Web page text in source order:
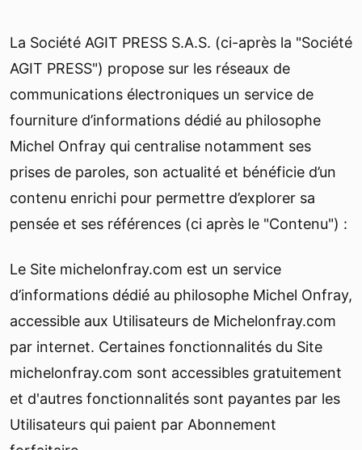
La Société AGIT PRESS S.A.S. (ci-après la "Société
AGIT PRESS") propose sur les réseaux de
communications électroniques un service de
fourniture d’informations dédié au philosophe
Michel Onfray qui centralise notamment ses
prises de paroles, son actualité et bénéficie d’un
contenu enrichi pour permettre d’explorer sa
pensée et ses références (ci après le "Contenu") :
Le Site michelonfray.com est un service
d’informations dédié au philosophe Michel Onfray,
accessible aux Utilisateurs de Michelonfray.com
par internet. Certaines fonctionnalités du Site
michelonfray.com sont accessibles gratuitement
et d'autres fonctionnalités sont payantes par les
Utilisateurs qui paient par Abonnement